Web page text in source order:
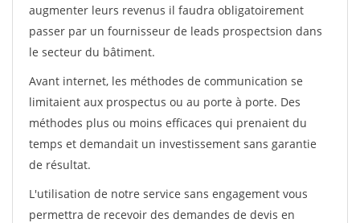
augmenter leurs revenus il faudra obligatoirement
passer par un fournisseur de leads prospectsion dans
le secteur du bâtiment.
Avant internet, les méthodes de communication se
limitaient aux prospectus ou au porte à porte. Des
méthodes plus ou moins efficaces qui prenaient du
temps et demandait un investissement sans garantie
de résultat.
L'utilisation de notre service sans engagement vous
permettra de recevoir des demandes de devis en